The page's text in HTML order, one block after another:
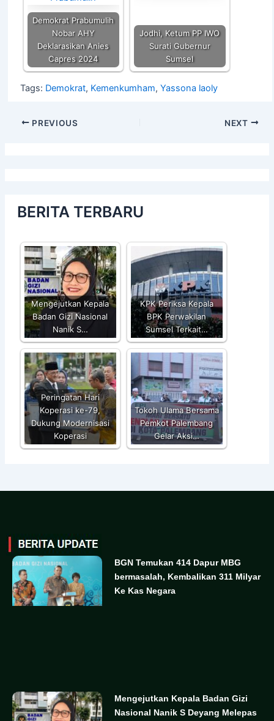
Demokrat Prabumulih
Nobar AHY
Deklarasikan Anies
Capres 2024
Jodhi, Ketum PP IWO
Surati Gubernur
Sumsel
Tags: Demokrat, Kemenkumham, Yassona laoly
PREVIOUS NEXT
BERITA TERBARU
Mengejutkan Kepala
Badan Gizi Nasional
Nanik S…
KPK Periksa Kepala
BPK Perwakilan
Sumsel Terkait…
Peringatan Hari
Koperasi ke-79,
Dukung Modernisasi
Koperasi
Tokoh Ulama Bersama
Pemkot Palembang
Gelar Aksi…
BGN Temukan 414 Dapur MBG
bermasalah, Kembalikan 311 Milyar
Ke Kas Negara
Mengejutkan Kepala Badan Gizi
Nasional Nanik S Deyang Melepas